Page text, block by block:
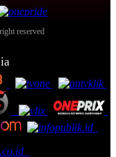
reserved